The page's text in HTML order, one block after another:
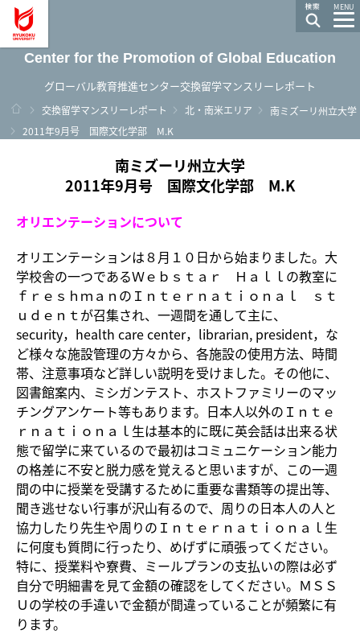
MENU
Center for the Promotion of Global Education
グローバル教育推進センター交換留学マンスリーレポート
ホーム
交換留学マンスリーレポート 北・南米エリア
南ミズーリ州立大学
2011年9月号 国際文化学部 M.K
南ミズーリ州立大学
2011年9月号 国際文化学部 M.K
オリエンテーションについて
オリエンテーションは８月１０日から始まりました。大
学校舎の一つであるＷｅｂｓｔａｒ Ｈａｌｌの教室に
ｆｒｅｓｈｍａｎのＩｎｔｅｒｎａｔｉｏｎａｌ ｓｔ
ｕｄｅｎｔが召集され、一週間を通して主に、
security，health care center，librarian, president，な
ど様々な施設管理の方々から、各施設の使用方法、時間
帯、注意事項など詳しい説明を受けました。その他に、
図書館案内、ミシガンテスト、ホストファミリーのマッ
チングアンケート等もあります。日本人以外のＩｎｔｅ
ｒｎａｔｉｏｎａｌ生は基本的に既に英会話は出来る状
態で留学に来ているので最初はコミュニケーション能力
の格差に不安と脱力感を覚えると思いますが、この一週
間の中に授業を受講するために重要な書類等の提出等、
聞き逃せない行事が沢山有るので、周りの日本人の人と
協力したり先生や周りのＩｎｔｅｒｎａｔｉｏｎａｌ生
に何度も質問に行ったり、めげずに頑張ってください。
特に、授業料や寮費、ミールプランの支払いの際は必ず
自分で明細書を見て金額の確認をしてください。ＭＳＳ
Ｕの学校の手違いで金額が間違っていることが頻繁に有
ります。